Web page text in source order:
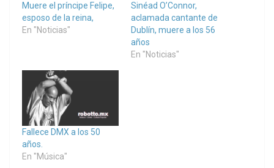
Muere el príncipe Felipe,
esposo de la reina,
En "Noticias"
Sinéad O’Connor,
aclamada cantante de
Dublín, muere a los 56
años
En "Noticias"
Fallece DMX a los 50
años.
En "Música"